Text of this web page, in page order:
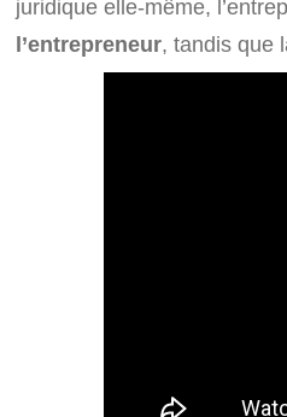
juridique elle-même,
l’entrepreneur, tandis que